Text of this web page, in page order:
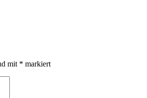
mit * markiert